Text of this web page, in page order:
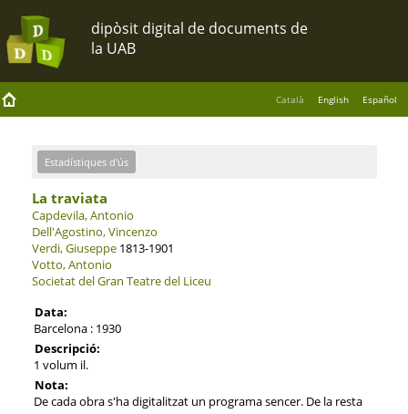
Català English Español
Estadístiques d'ús
La traviata
Capdevila, Antonio
Dell'Agostino, Vincenzo
Verdi, Giuseppe1813-1901
Votto, Antonio
Societat del Gran Teatre del Liceu
Data:
Barcelona : 1930
Descripció:
1 volum il.
Nota:
De cada obra s'ha digitalitzat un programa sencer. De la resta